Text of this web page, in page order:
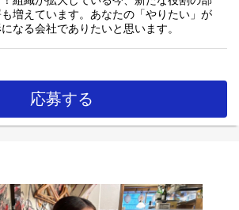
増えています。あなたの「やりたい」が
なる会社でありたいと思います。
応募する